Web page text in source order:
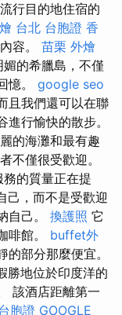
行目的地住宿的
台北 台胞證 香
容。 苗栗 外燴
的希臘島，不僅
憶。 google seo
且我們還可以在聯
行愉快的散步。
的海灘和最有趣
不僅很受歡迎。
的質量正在提
己，而不是受歡迎
自己。 換護照 它
啡館。 buffet外
部分那麼便宜。
勝地位於印度洋的
該酒店距離第一
胞證 GOOGLE